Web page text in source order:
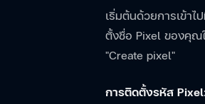
เริ่มต้นด้วยการเข้าไ
ตั้งชื่อ Pixel ของคุณ
"Create pixel"
การติดตั้งรหัส